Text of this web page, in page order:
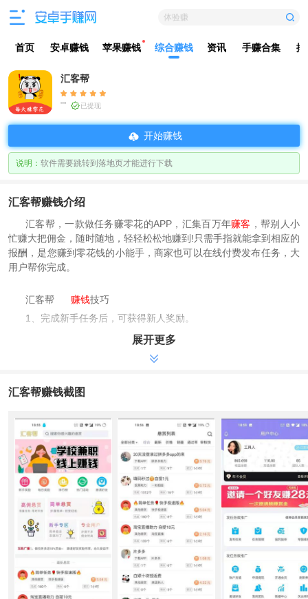
体验赚
首页 安卓赚钱 苹果赚钱 综合赚钱 资讯 手赚合集 排
汇客帮
"" 已提现
开始赚钱
说明： 软件需要跳转到落地页才能进行下载
汇客帮赚钱介绍
汇客帮，一款做任务赚零花的APP，汇集百万年赚客 ，帮别人小
忙赚大把佣金，随时随地，轻轻松松地赚到!只需手指就能拿到相应的
报酬，是您赚到零花钱的小能手，商家也可以在线付费发布任务，大
用户帮你完成。
汇客帮 赚钱技巧
1、完成新手任务后，可获得新人奖励。
2、连续不断的签到送接单会员，不断的签到会员。
3、大悬赏让您赚到足够，每项任务的奖金都被托管平台，审核
4、邀请朋友获得提成，每邀请一位朋友，首次提现将奖励你1
5、提现到账速度快，1块钱就能到账。
6、以后会增加玩游戏、看视频、购物返佣等，给用户提供更多
的收益渠道。
展开更多
汇客帮赚钱截图